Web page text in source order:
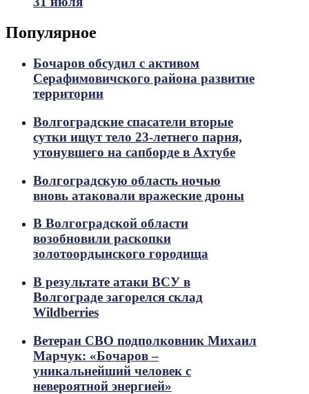
Популярное
Бочаров обсудил с активом
Серафимовичского района развитие
территории
Волгоградские спасатели вторые
сутки ищут тело 23-летнего парня,
утонувшего на сапборде в Ахтубе
Волгоградскую область ночью
вновь атаковали вражеские дроны
В Волгоградской области
возобновили раскопки
золотоордынского городища
В результате атаки ВСУ в
Волгограде загорелся склад
Wildberries
Ветеран СВО подполковник Михаил
Марчук: «Бочаров –
уникальнейший человек с
невероятной энергией»